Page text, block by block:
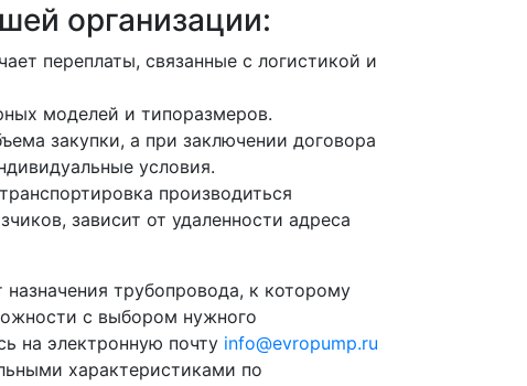
организации:
переплаты, связанные с логистикой и
моделей и типоразмеров.
закупки, а при заключении договора
условия.
производиться
зависит от удаленности адреса
трубопровода, к которому
с выбором нужного
на электронную почту info@evropump.ru
характеристиками по